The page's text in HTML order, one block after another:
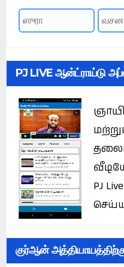
PJ LIVE ஆன்ட்ராய்டு
PJ
குர்ஆன்